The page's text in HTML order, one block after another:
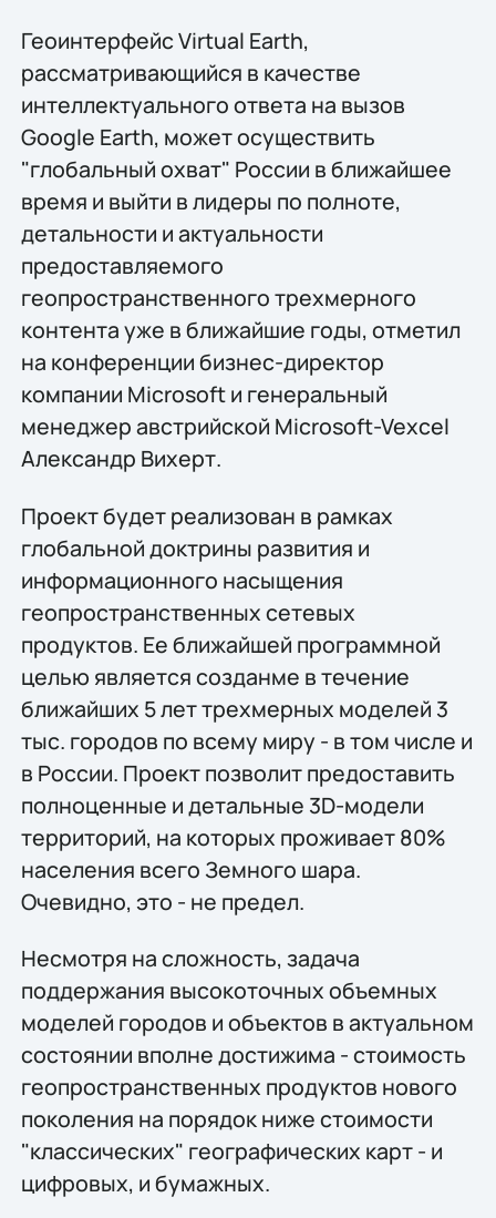
Геоинтерфейс Virtual Earth,
рассматривающийся в качестве
интеллектуального ответа на вызов
Google Earth, может осуществить
"глобальный охват" России в ближайшее
время и выйти в лидеры по полноте,
детальности и актуальности
предоставляемого
геопространственного трехмерного
контента уже в ближайшие годы, отметил
на конференции бизнес-директор
компании Microsoft и генеральный
менеджер австрийской Microsoft-Vexcel
Александр Вихерт.
Проект будет реализован в рамках
глобальной доктрины развития и
информационного насыщения
геопространственных сетевых
продуктов. Ее ближайшей программной
целью является созданме в течение
ближайших 5 лет трехмерных моделей 3
тыс. городов по всему миру - в том числе и
в России. Проект позволит предоставить
полноценные и детальные 3D-модели
территорий, на которых проживает 80%
населения всего Земного шара.
Очевидно, это - не предел.
Несмотря на сложность, задача
поддержания высокоточных объемных
моделей городов и объектов в актуальном
состоянии вполне достижима - стоимость
геопространственных продуктов нового
поколения на порядок ниже стоимости
"классических" географических карт - и
цифровых, и бумажных.